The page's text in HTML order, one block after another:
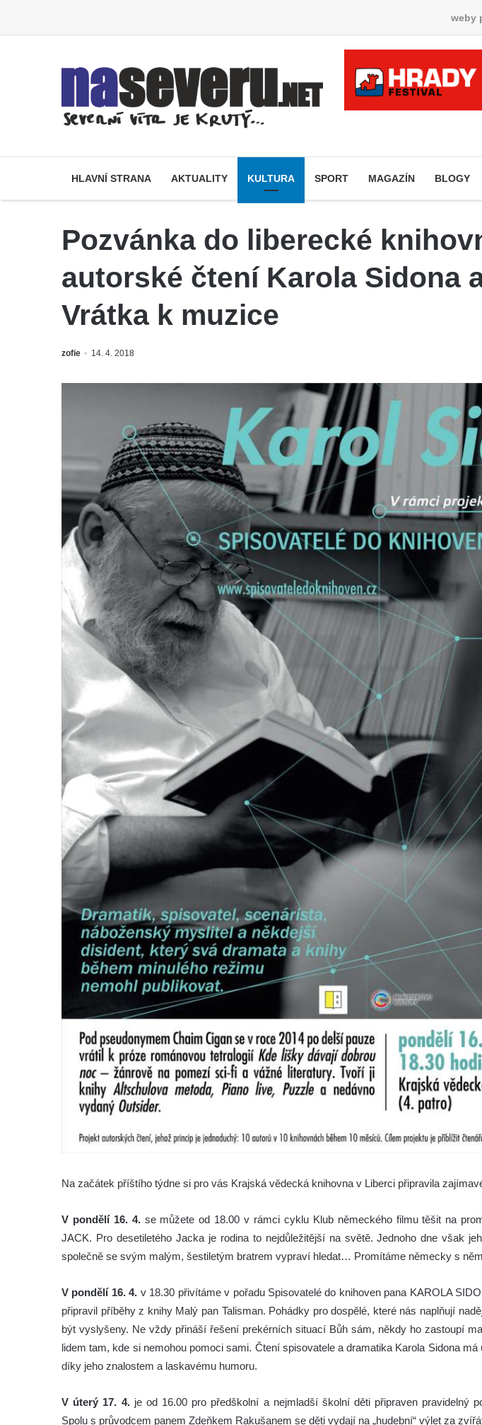
weby
HLAVNÍ STRANA AKTUALITY KULTURA SPORT MAGAZÍN BLOGY
Pozvánka do liberecké
autorské čtení Karola Sidona
Vrátka k muzice
zofie 14. 4. 2018
Na začátek příštího týdne si pro vás Krajská vědecká knihovna v Liberci připravila
V pondělí 16. 4.se můžete od 18.00 v rámci cyklu Klub německého filmu těšit na
JACK. Pro desetiletého Jacka je rodina to nejdůležitější na světě. Jednoho dne však
společně se svým malým, šestiletým bratrem vypraví hledat… Promítáme německy s
V pondělí 16. 4. v 18.30 přivítáme v pořadu Spisovatelé do knihoven pana KAROLA
připravil příběhy z knihy Malý pan Talisman. Pohádky pro dospělé, které nás naplňují
být vyslyšeny. Ne vždy přináší řešení prekérních situací Bůh sám, někdy ho zastoupí
lidem tam, kde si nemohou pomoci sami. Čtení spisovatele a dramatika Karola Sidona
díky jeho znalostem a laskavému humoru.
V úterý 17. 4.je od 16.00 pro předškolní a nejmladší školní děti připraven pravidelný
Spolu s průvodcem panem Zdeňkem Rakušanem se děti vydají na „hudební“ výlet za